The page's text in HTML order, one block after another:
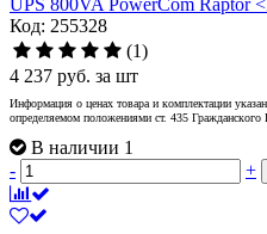
UPS 800VA PowerCom Raptor
Код: 255328
(1)
4 237 руб. за шт
Информация о ценах товара и комплектации
определяемом положениями ст. 435 Гражданского
В наличии 1
-
+